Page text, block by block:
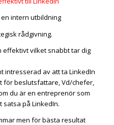
intern utbildning
rådgivning.
effektivt vilket snabbt tar dig
intresserad av att ta LinkedIn
för beslutsfattare, Vd/chefer,
du är en entreprenör som
på LinkedIn.
men för bästa resultat